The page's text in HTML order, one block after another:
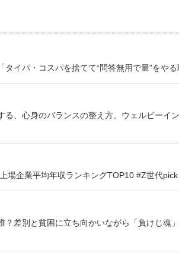
イパ・コスパを捨てて“問答無用で量”をやる
、心身のバランスの整え方。ウェルビーイ
場企業平均年収ランキングTOP10 #Z世代
差別と貧困に立ち向かいながら「負けじ魂